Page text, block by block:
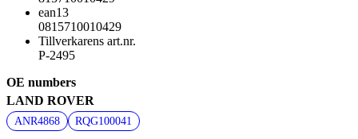
ean13
0815710010429
Tillverkarens art.nr.
P-2495
OE numbers
LAND ROVER
ANR4868 RQG100041